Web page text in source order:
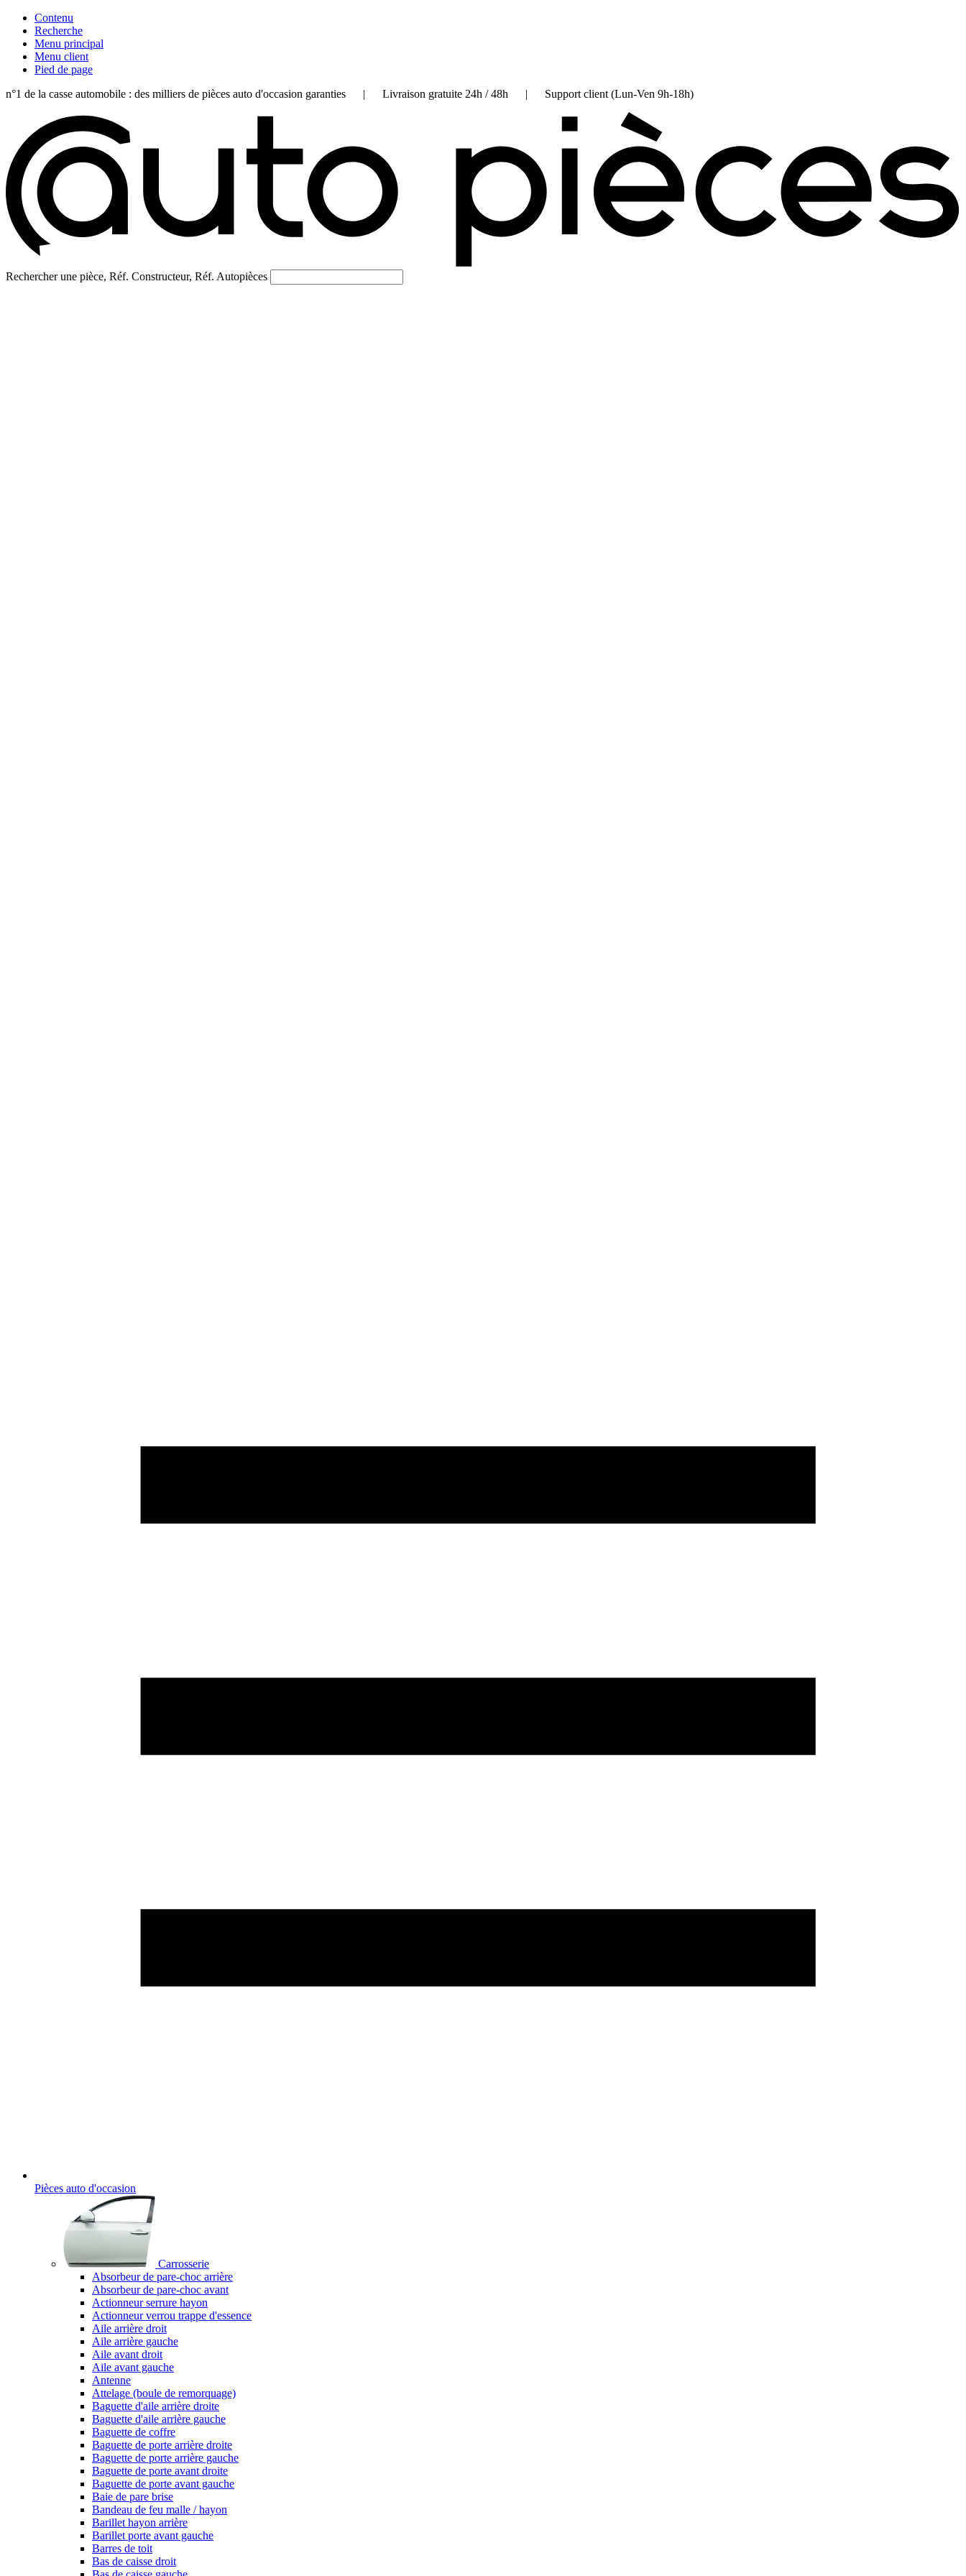
Contenu
Recherche
Menu principal
Menu client
Pied de page
n°1 de la casse automobile : des milliers de pièces auto d'occasion garanties | Livraison gratuite 24h / 48h | Support client (Lun-Ven 9h-18h)
Rechercher une pièce, Réf. Constructeur, Réf. Autopièces
Pièces auto d'occasion
Carrosserie
Absorbeur de pare-choc arrière
Absorbeur de pare-choc avant
Actionneur serrure hayon
Actionneur verrou trappe d'essence
Aile arrière droit
Aile arrière gauche
Aile avant droit
Aile avant gauche
Antenne
Attelage (boule de remorquage)
Baguette d'aile arrière droite
Baguette d'aile arrière gauche
Baguette de coffre
Baguette de porte arrière droite
Baguette de porte arrière gauche
Baguette de porte avant droite
Baguette de porte avant gauche
Baie de pare brise
Bandeau de feu malle / hayon
Barillet hayon arrière
Barillet porte avant gauche
Barres de toit
Bas de caisse droit